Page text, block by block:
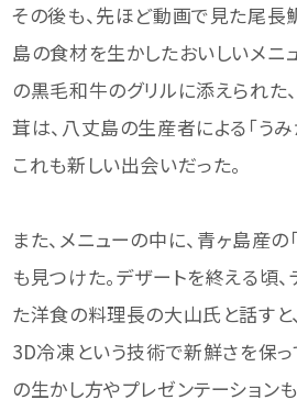
その後も、先ほど動画で見た尾長
島の食材を生かしたおいしいメニ
の黒毛和牛のグリルに添えられた
茸は、八丈島の生産者による「うみ
これも新しい出会いだった。
また、メニューの中に、青ヶ島産の
も見つけた。デザートを終える頃
た洋食の料理長の大山氏と話すと
3D冷凍という技術で新鮮さを保っ
の生かし方やプレゼンテーション